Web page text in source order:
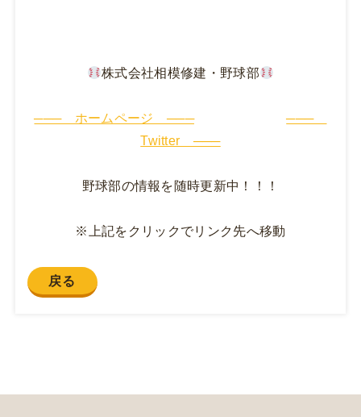
株式会社相模修建・野球部
─── ホームページ ───
───
Twitter ───
野球部の情報を随時更新中！！！
※上記をクリックでリンク先へ移動
戻る